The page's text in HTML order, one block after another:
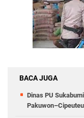
BACA JUGA
Dinas PU